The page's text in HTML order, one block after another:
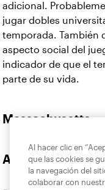
adicional.
jugar dobles
temporada. También
aspecto social del
indicador de que el
parte de su vida.
Massachusetts
Austin Prep
Al hacer clic en
que las cookies se
la navegación del
colaborar con